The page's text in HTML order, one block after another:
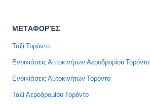
ΜΕΤΑΦΟΡΈΣ
Ταξί Τορόντο
Ενοικιάσεις Αυτοκινήτων Αεροδρομίου Τορόντο
Ενοικιάσεις Αυτοκινήτων Τορόντο
Ταξί Αεροδρομίου Τορόντο